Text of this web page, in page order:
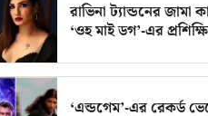
রাভিনা ট্যান্ডনের জামা
‘ওহ মাই ডগ’-এর
‘এন্ডগেম’-এর রেকর্ড